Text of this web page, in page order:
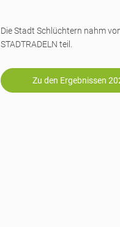
Die Stadt Schlüchtern nahm
STADTRADELN teil.
Zu den Ergebnissen